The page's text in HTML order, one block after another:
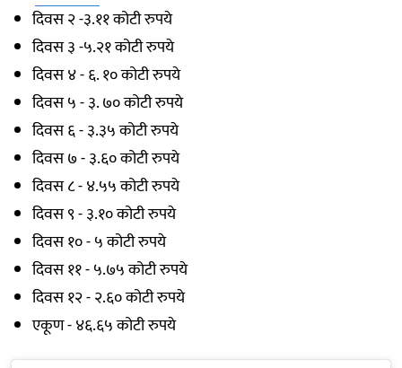
दिवस २ -३.११ कोटी रुपये
दिवस ३ -५.२१ कोटी रुपये
दिवस ४ - ६. १० कोटी रुपये
दिवस ५ - ३. ७० कोटी रुपये
दिवस ६ - ३.३५ कोटी रुपये
दिवस ७ - ३.६० कोटी रुपये
दिवस ८ - ४.५५ कोटी रुपये
दिवस ९ - ३.१० कोटी रुपये
दिवस १० - ५ कोटी रुपये
दिवस ११ - ५.७५ कोटी रुपये
दिवस १२ - २.६० कोटी रुपये
एकूण - ४६.६५ कोटी रुपये